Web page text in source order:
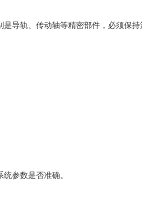
导轨、传动轴等精密部件，必须保持
参数是否准确。